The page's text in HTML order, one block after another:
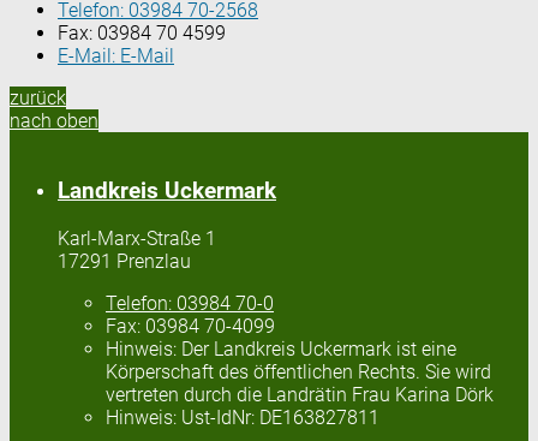
Telefon: 03984 70-2568
Fax: 03984 70 4599
E-Mail: E-Mail
zurück
nach oben
Landkreis Uckermark
Karl-Marx-Straße 1
17291 Prenzlau
Telefon: 03984 70-0
Fax: 03984 70-4099
Hinweis: Der Landkreis Uckermark ist eine
Körperschaft des öffentlichen Rechts. Sie wird
vertreten durch die Landrätin Frau Karina Dörk
Hinweis: Ust-IdNr: DE163827811